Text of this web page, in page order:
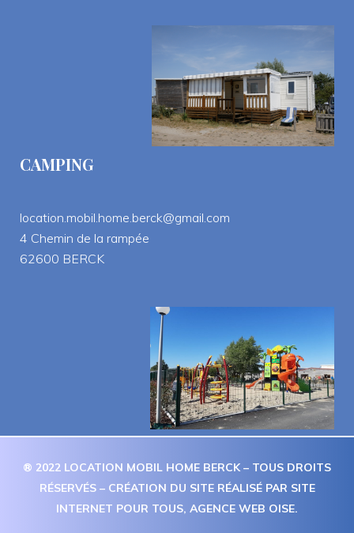
CAMPING
location.mobil.home.berck@gmail.com
4 Chemin de la rampée
62600 BERCK
® 2022 LOCATION MOBIL HOME BERCK – TOUS DROITS
RÉSERVÉS – CRÉATION DU SITE RÉALISÉ PAR SITE
INTERNET POUR TOUS, AGENCE WEB OISE.